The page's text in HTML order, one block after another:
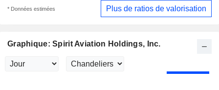
* Données estimées Plus de ratios de valorisation
Graphique: Spirit Aviation Holdings, Inc.